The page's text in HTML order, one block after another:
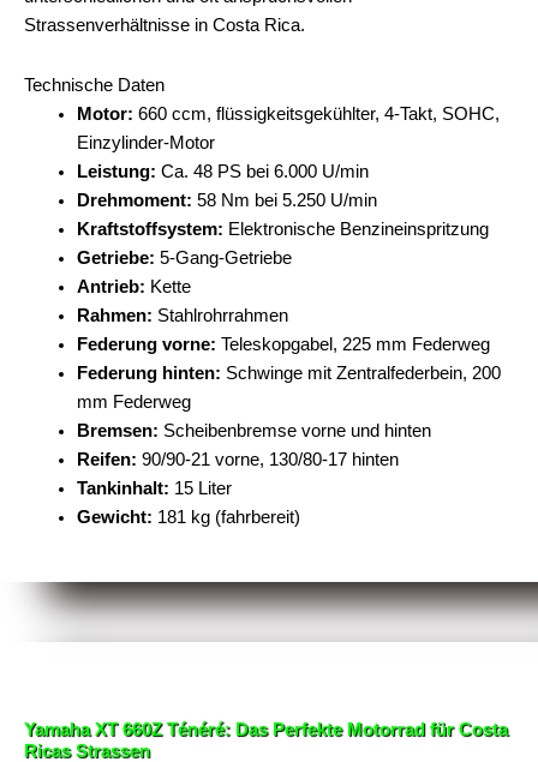
Strassenverhältnisse in Costa Rica.
Technische Daten
Motor: 660 ccm, flüssigkeitsgekühlter, 4-Takt, SOHC,
Einzylinder-Motor
Leistung: Ca. 48 PS bei 6.000 U/min
Drehmoment: 58 Nm bei 5.250 U/min
Kraftstoffsystem: Elektronische Benzineinspritzung
Getriebe: 5-Gang-Getriebe
Antrieb: Kette
Rahmen: Stahlrohrrahmen
Federung vorne: Teleskopgabel, 225 mm Federweg
Federung hinten: Schwinge mit Zentralfederbein, 200
mm Federweg
Bremsen: Scheibenbremse vorne und hinten
Reifen: 90/90-21 vorne, 130/80-17 hinten
Tankinhalt: 15 Liter
Gewicht: 181 kg (fahrbereit)
Yamaha XT 660Z Ténéré: Das Perfekte Motorrad für Costa
Ricas Strassen